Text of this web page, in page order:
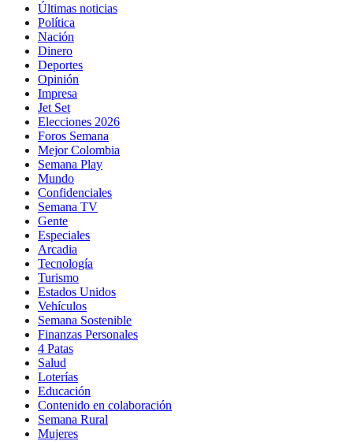
Últimas noticias
Política
Nación
Dinero
Deportes
Opinión
Impresa
Jet Set
Elecciones 2026
Foros Semana
Mejor Colombia
Semana Play
Mundo
Confidenciales
Semana TV
Gente
Especiales
Arcadia
Tecnología
Turismo
Estados Unidos
Vehículos
Semana Sostenible
Finanzas Personales
4 Patas
Salud
Loterías
Educación
Contenido en colaboración
Semana Rural
Mujeres